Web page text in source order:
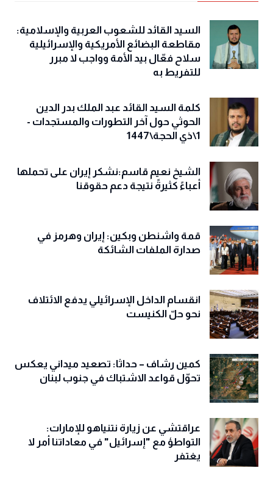
السيد القائد للشعوب العربية والإسلامية:
مقاطعة البضائع الأمريكية والإسرائيلية
سلاح فعّال بيد الأمة وواجب لا مبرر
للتفريط به
كلمة السيد القائد عبد الملك بدر الدين
الحوثي حول آخر التطورات والمستجدات -
1\ذي الحجة\1447
الشيخ نعيم قاسم:نشكر إيران على تحملها
أعباءً كثيرةً نتيجة دعم حقوقنا
قمة واشنطن وبكين: إيران وهرمز في
صدارة الملفات الشائكة
انقسام الداخل الإسرائيلي يدفع الائتلاف
نحو حلّ الكنيست
كمين رشاف – حداثا: تصعيد ميداني يعكس
تحوّل قواعد الاشتباك في جنوب لبنان
عراقتشي عن زيارة نتنياهو للإمارات:
التواطؤ مع "إسرائيل" في معاداتنا أمر لا
يغتفر